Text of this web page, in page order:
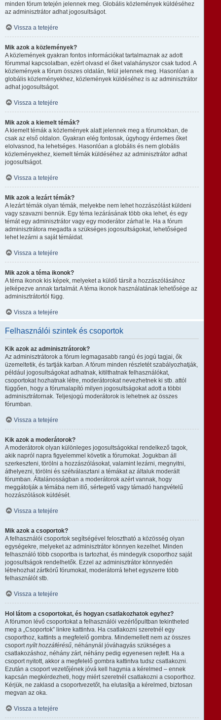
minden fórum tetején jelennek meg. Globális közlemények küldéséhez
az adminisztrátor adhat jogosultságot.
Vissza a tetejére
Mik azok a közlemények?
A közlemények gyakran fontos információkat tartalmaznak az adott
fórummal kapcsolatban, ezért olvasd el őket valahányszor csak tudod. A
közlemények a fórum összes oldalán, felül jelennek meg. Hasonlóan a
globális közleményekhez, közlemények küldéséhez is az adminisztrátor
adhat jogosultságot.
Vissza a tetejére
Mik azok a kiemelt témák?
A kiemelt témák a közlemények alatt jelennek meg a fórumokban, de
csak az első oldalon. Gyakran elég fontosak, úgyhogy érdemes őket
elolvasnod, ha lehetséges. Hasonlóan a globális és nem globális
közleményekhez, kiemelt témák küldéséhez az adminisztrátor adhat
jogosultságot.
Vissza a tetejére
Mik azok a lezárt témák?
A lezárt témák olyan témák, melyekbe nem lehet hozzászólást küldeni
vagy szavazni bennük. Egy téma lezárásának több oka lehet, és egy
témát egy adminisztrátor vagy egy moderátor zárhat le. Ha a fórum
adminisztrátora megadta a szükséges jogosultságokat, lehetőséged
lehet lezárni a saját témáidat.
Vissza a tetejére
Mik azok a téma ikonok?
A téma ikonok kis képek, melyeket a küldő társít a hozzászólásához
jelképezve annak tartalmát. A téma ikonok használatának lehetősége az
adminisztrátortól függ.
Vissza a tetejére
Felhasználói szintek és csoportok
Kik azok az adminisztrátorok?
Az adminisztrátorok a fórum legmagasabb rangú és jogú tagjai, ők
üzemeltetik, és tartják karban. A fórum minden részletét szabályozhatják,
például jogosultságokat adhatnak, kitilthatnak felhasználókat,
csoportokat hozhatnak létre, moderátorokat nevezhetnek ki stb. attól
függően, hogy a fórumalapító milyen jogosultságokat adott a többi
adminisztrátornak. Teljesjogú moderátorok is lehetnek az összes
fórumban.
Vissza a tetejére
Kik azok a moderátorok?
A moderátorok olyan különleges jogosultságokkal rendelkező tagok,
akik napról napra figyelemmel követik a fórumokat. Jogukban áll
szerkeszteni, törölni a hozzászólásokat, valamint lezárni, megnyitni,
áthelyezni, törölni és szétválasztani a témákat az általuk moderált
fórumban. Általánosságban a moderátorok azért vannak, hogy
meggátolják a témába nem illő, sértegető vagy támadó hangvételű
hozzászólások küldését.
Vissza a tetejére
Mik azok a csoportok?
A felhasználói csoportok segítségével felosztható a közösség olyan
egységekre, melyeket az adminisztrátor könnyen kezelhet. Minden
felhasználó több csoportba is tartozhat, és mindegyik csoporthoz saját
jogosultságok rendelhetők. Ezzel az adminisztrátor könnyedén
létrehozhat zártkörű fórumokat, moderátorrá tehet egyszerre több
felhasználót stb.
Vissza a tetejére
Hol látom a csoportokat, és hogyan csatlakozhatok egyhez?
A fórumon lévő csoportokat a felhasználói vezérlőpultban tekintheted
meg a „Csoportok” linkre kattintva. Ha csatlakozni szeretnél egy
csoporthoz, kattints a megfelelő gombra. Mindemellett nem az összes
csoportnyílt hozzáférésű, néhánynál jóváhagyás szükséges a
csatlakozáshoz, néhány zárt, néhány pedig egyenesen rejtett. Ha a
csoport nyitott, akkor a megfelelő gombra kattintva tudsz csatlakozni.
Ezután a csoport vezetőjének jóvá kell hagynia a kérelmed – ennek
kapcsán megkérdezheti, hogy miért szeretnél csatlakozni a csoporthoz.
Kérjük, ne zaklasd a csoportvezetőt, ha elutasítja a kérelmed, biztosan
megvan az oka.
Vissza a tetejére